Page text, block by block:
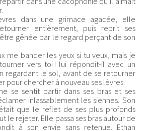
dans une grimace agacée, elle
entièrement, puis reprit ses
gênée par le regard perçant de son
me bander les yeux si tu veux, mais je
vers toi ! lui répondit-il avec un
regardant le sol, avant de se retourner
pour chercher à nouveau ses lèvres.
se sentit partir dans ses bras et ses
inlassablement les siennes. Son
que le reflet de ses plus profonds
le rejeter. Elle passa ses bras autour de
à son envie sans retenue. Ethan